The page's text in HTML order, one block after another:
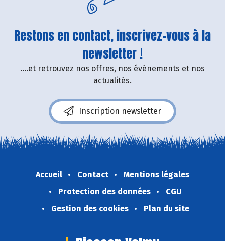
Restons en contact, inscrivez-vous à la
newsletter !
....et retrouvez nos offres, nos événements et nos
actualités.
Inscription newsletter
Accueil Contact
Mentions légales
Protection des données
CGU
Gestion des cookies
Plan du site